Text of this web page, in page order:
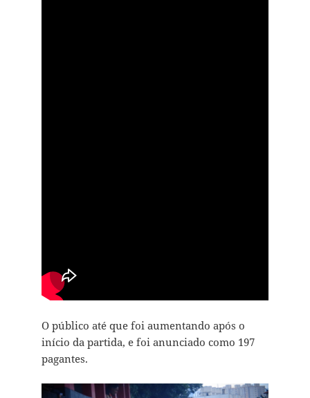
O público até que foi aumentando após o
início da partida, e foi anunciado como 197
pagantes.